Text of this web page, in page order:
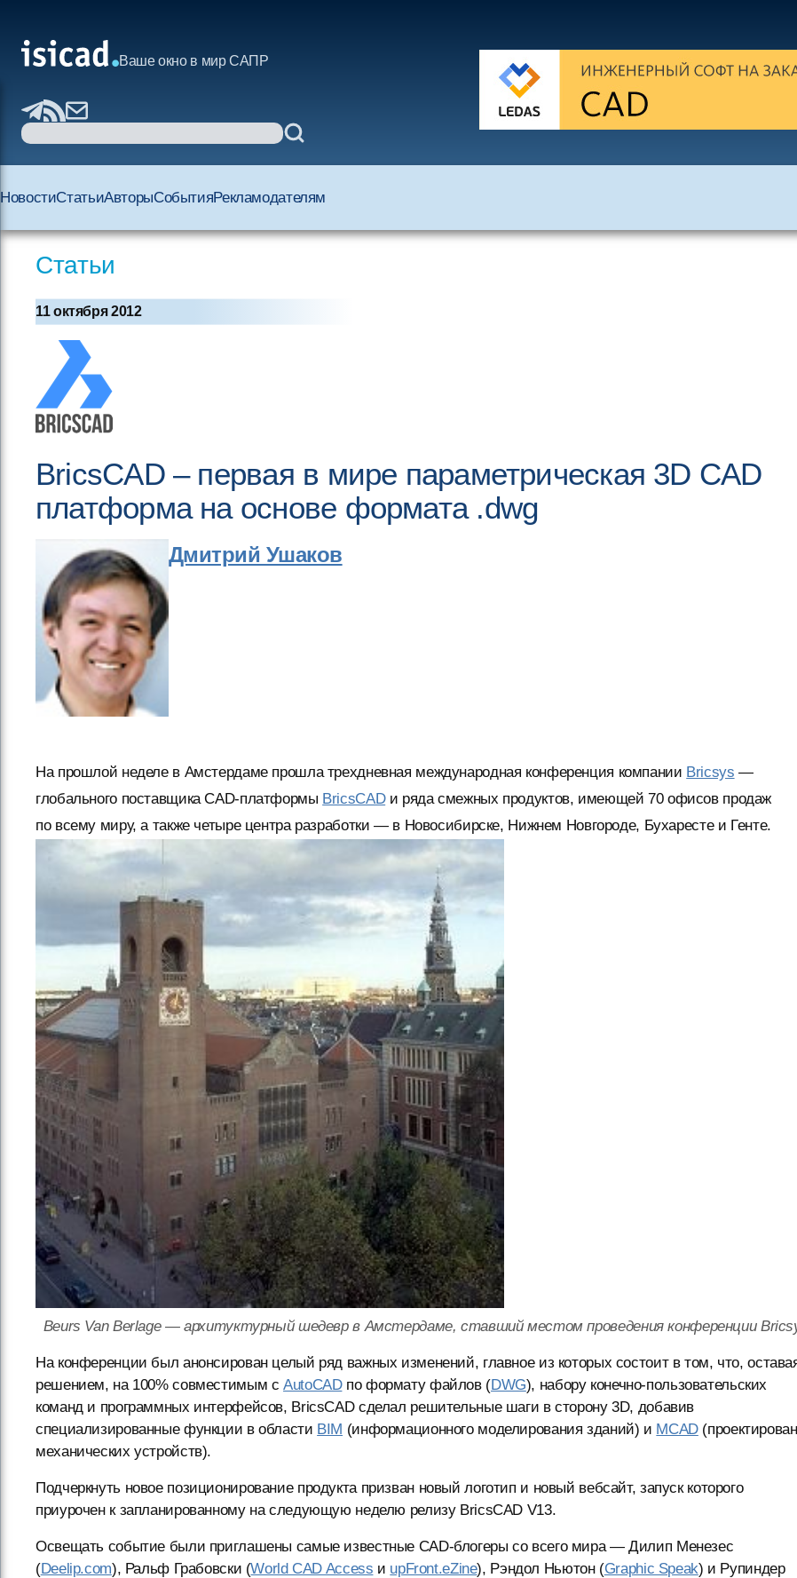
Ваше окно в мир САПР
НовостиСтатьиАвторыСобытияРекламодателям
Статьи
11 октября 2012
BricsCAD – первая в мире параметрическая 3D CAD
платформа на основе формата .dwg
Дмитрий Ушаков
На прошлой неделе в Амстердаме прошла трехдневная международная конференция компании Bricsys —
глобального поставщика CAD-платформы BricsCADи ряда смежных продуктов, имеющей 70 офисов продаж
по всему миру, а также четыре центра разработки — в Новосибирске, Нижнем Новгороде, Бухаресте и Генте.
Beurs Van Berlage — архитуктурный шедевр в Амстердаме, ставший местом проведения конференции
На конференции был анонсирован целый ряд важных изменений, главное из которых состоит в том, что,
решением, на 100% совместимым сAutoCADпо формату файлов (DWG), набору конечно-пользовательских
команд и программных интерфейсов, BricsCAD сделал решительные шаги в сторону 3D, добавив
специализированные функции в области BIM (информационного моделирования зданий) и MCAD
механических устройств).
Подчеркнуть новое позиционирование продукта призван новый логотип и новый вебсайт, запуск которого
приурочен к запланированному на следующую неделю релизу BricsCAD V13.
Освещать событие были приглашены самые известные CAD-блогеры со всего мира — Дилип Менезес
(Deelip.com), Ральф Грабовски (World CAD Access и upFront.eZine), Рэндол Ньютон (Graphic Speak) и Рупиндер